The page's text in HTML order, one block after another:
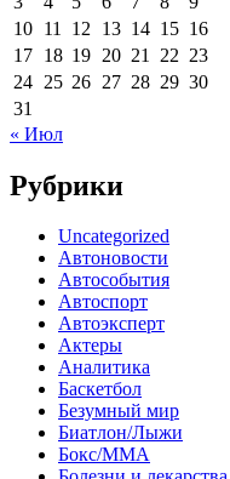
10 11 12 13 14 15 16
17 18 19 20 21 22 23
24 25 26 27 28 29 30
31
« Июл
Рубрики
Uncategorized
Автоновости
Автособытия
Автоспорт
Автоэксперт
Актеры
Аналитика
Баскетбол
Безумный мир
Биатлон/Лыжи
Бокс/MMA